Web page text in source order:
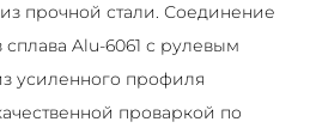
прочной стали. Соединение
Alu-6061 с рулевым
усиленного профиля
проваркой по